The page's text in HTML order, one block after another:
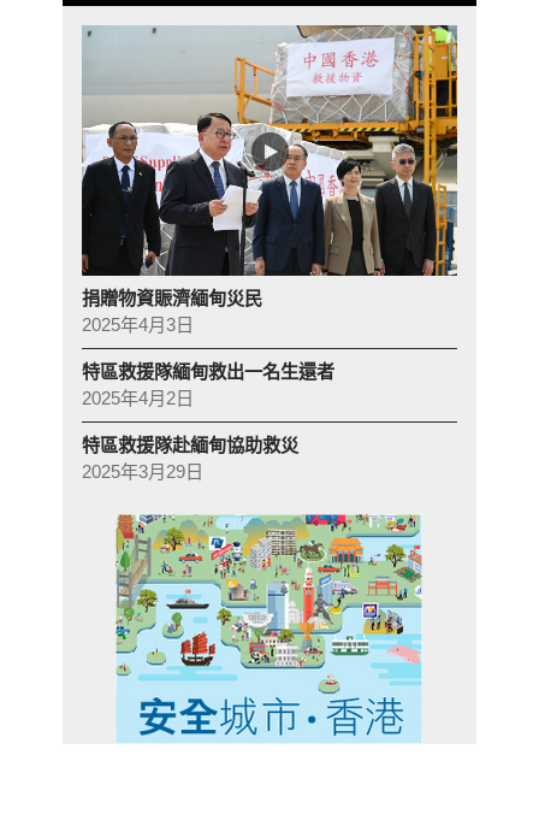
捐贈物資賑濟緬甸災民
2025年4月3日
特區救援隊緬甸救出一名生還者
2025年4月2日
特區救援隊赴緬甸協助救災
2025年3月29日